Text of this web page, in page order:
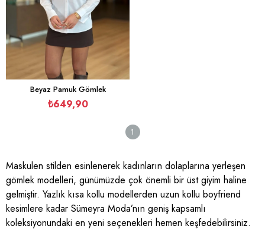
Beyaz Pamuk Gömlek
₺649,90
1
Maskulen stilden esinlenerek kadınların dolaplarına yerleşen
gömlek modelleri, günümüzde çok önemli bir üst giyim haline
gelmiştir. Yazlık kısa kollu modellerden uzun kollu boyfriend
kesimlere kadar Sümeyra Moda’nın geniş kapsamlı
koleksiyonundaki en yeni seçenekleri hemen keşfedebilirsiniz.